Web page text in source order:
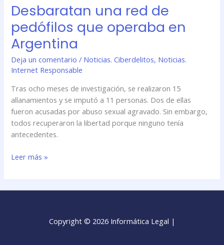
Desbaratan una red de
pedófilos que operaba en
Argentina
Deja un comentario / Noticias. Ciberdelitos, Noticias.
Internet Responsable
Tras ocho meses de investigación, se realizaron 15
allanamientos y se imputó a 11 personas. Dos de ellas
fueron acusadas por abuso sexual agravado. Sin embargo,
todos recuperaron la libertad porque ninguno tenía
antecedentes.
Leer más »
Copyright © 2026 Informática Legal |